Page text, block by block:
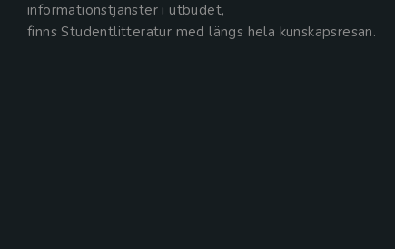
informationstjänster i utbudet,
finns Studentlitteratur med längs hela kunskapsresan.